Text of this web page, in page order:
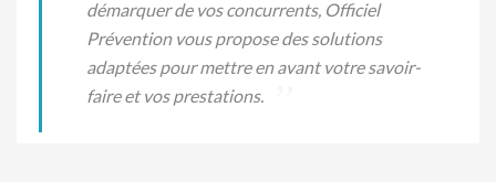
démarquer de vos concurrents, Officiel
Prévention vous propose des solutions
adaptées pour mettre en avant votre savoir-
faire et vos prestations.